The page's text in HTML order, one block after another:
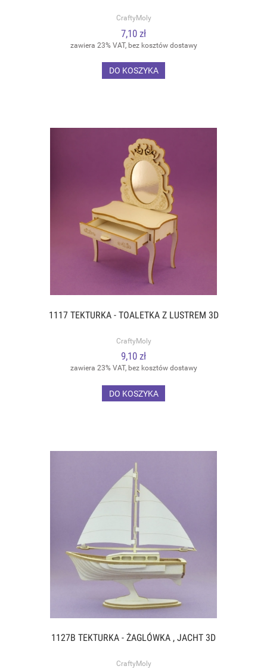
CraftyMoly
7,10 zł
zawiera 23% VAT, bez kosztów dostawy
DO KOSZYKA
1117 TEKTURKA - TOALETKA Z LUSTREM 3D
CraftyMoly
9,10 zł
zawiera 23% VAT, bez kosztów dostawy
DO KOSZYKA
1127B TEKTURKA - ŻAGLÓWKA , JACHT 3D
CraftyMoly